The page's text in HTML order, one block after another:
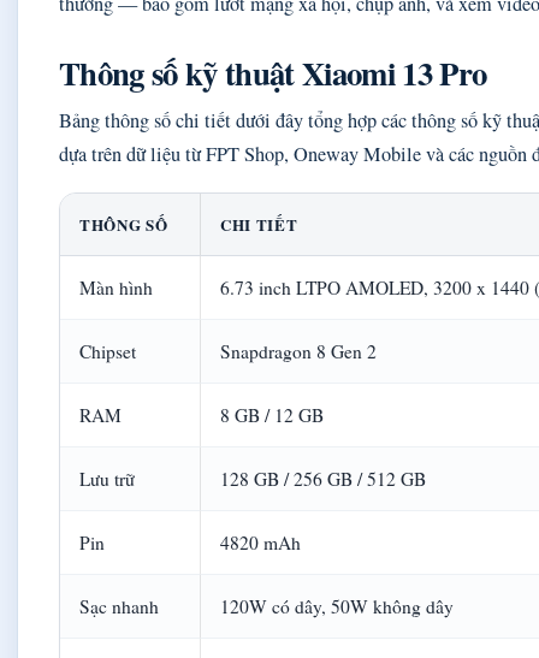
Thông số kỹ thuật Xiaomi 13 Pro
Bảng thông số chi tiết dưới đây tổng hợp các thông số kỹ
dựa trên dữ liệu từ FPT Shop, Oneway Mobile và các nguồn
THÔNG SỐ CHI TIẾT
Màn hình 6.73 inch LTPO AMOLED, 3200 x 1440
Chipset Snapdragon 8 Gen 2
RAM 8 GB / 12 GB
Lưu trữ 128 GB / 256 GB / 512 GB
Pin 4820 mAh
Sạc nhanh 120W có dây, 50W không dây